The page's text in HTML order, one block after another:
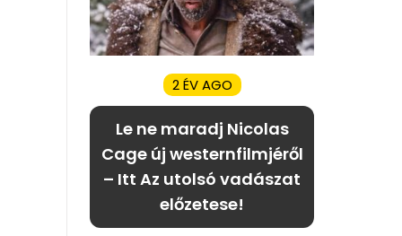
2 ÉV AGO
Le ne maradj Nicolas
Cage új westernfilmjéről
– Itt Az utolsó vadászat
előzetese!